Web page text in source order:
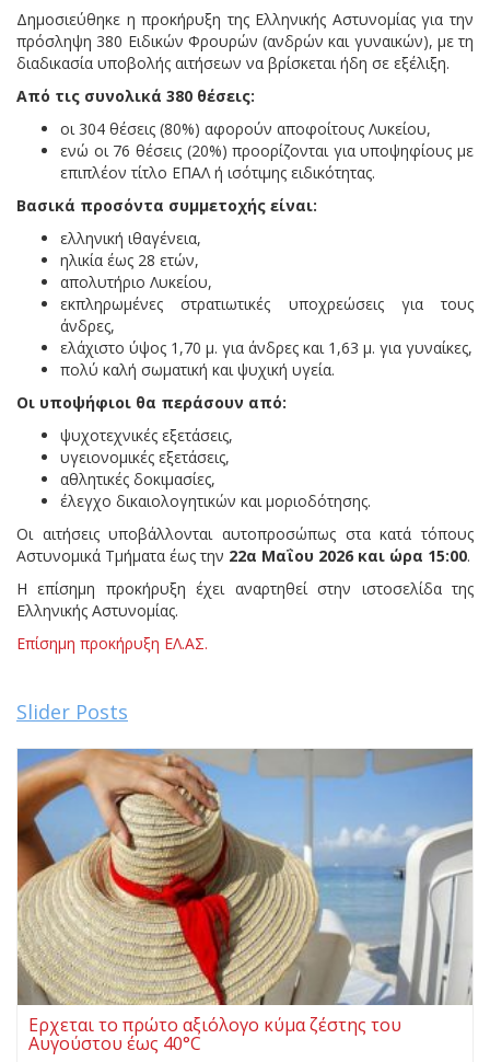
Δημοσιεύθηκε η προκήρυξη της Ελληνικής Αστυνομίας για την
πρόσληψη 380 Ειδικών Φρουρών (ανδρών και γυναικών), με τη
διαδικασία υποβολής αιτήσεων να βρίσκεται ήδη σε εξέλιξη.
Από τις συνολικά 380 θέσεις:
οι 304 θέσεις (80%) αφορούν αποφοίτους Λυκείου,
ενώ οι 76 θέσεις (20%) προορίζονται για υποψηφίους με
επιπλέον τίτλο ΕΠΑΛ ή ισότιμης ειδικότητας.
Βασικά προσόντα συμμετοχής είναι:
ελληνική ιθαγένεια,
ηλικία έως 28 ετών,
απολυτήριο Λυκείου,
εκπληρωμένες στρατιωτικές υποχρεώσεις για τους
άνδρες,
ελάχιστο ύψος 1,70 μ. για άνδρες και 1,63 μ. για γυναίκες,
πολύ καλή σωματική και ψυχική υγεία.
Οι υποψήφιοι θα περάσουν από:
ψυχοτεχνικές εξετάσεις,
υγειονομικές εξετάσεις,
αθλητικές δοκιμασίες,
έλεγχο δικαιολογητικών και μοριοδότησης.
Οι αιτήσεις υποβάλλονται αυτοπροσώπως στα κατά τόπους
Αστυνομικά Τμήματα έως την 22α Μαΐου 2026 και ώρα 15:00.
Η επίσημη προκήρυξη έχει αναρτηθεί στην ιστοσελίδα της
Ελληνικής Αστυνομίας.
Επίσημη προκήρυξη ΕΛ.ΑΣ.
Slider Posts
Ερχεται το πρώτο αξιόλογο κύμα ζέστης του
Αυγούστου έως 40°C